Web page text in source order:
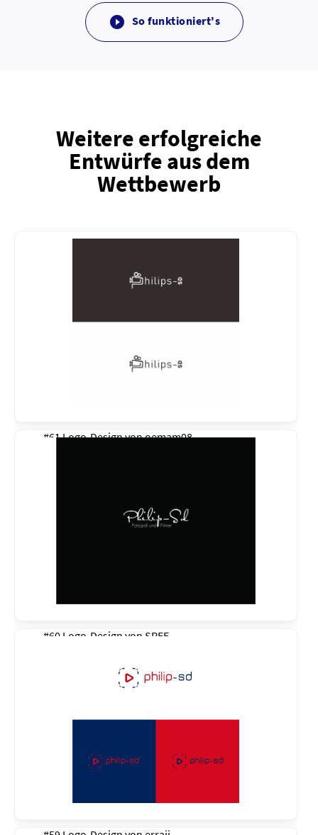
 So funktioniert's
Weitere erfolgreiche
Entwürfe aus dem
Wettbewerb
#61 Logo-Design vonoemam08
#60 Logo-Design von SREE